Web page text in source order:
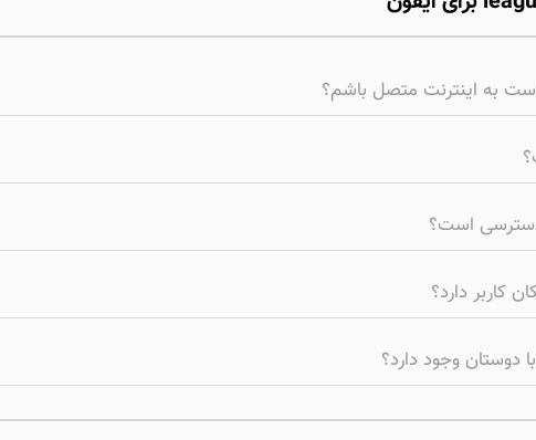
است به اینترنت متصل باشم؟
دسترسی است؟
کاربر دارد؟
دوستان وجود دارد؟